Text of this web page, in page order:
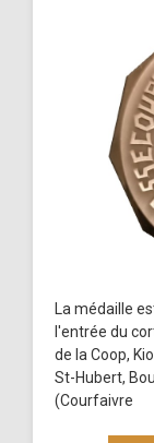
La médaille
l'entrée du
de la Coop,
St-Hubert,
(Courfaivre